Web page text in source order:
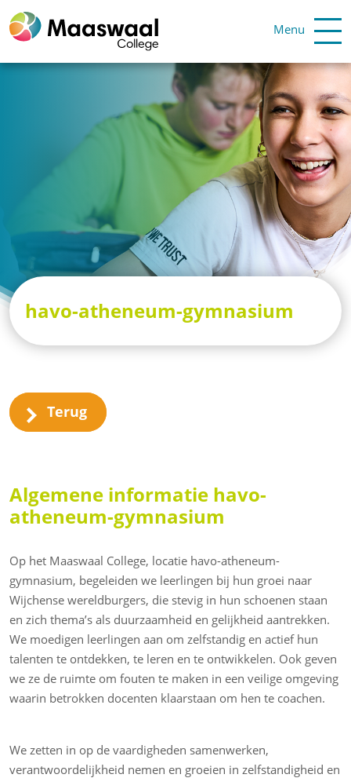
Menu
havo-atheneum-gymnasium
Terug
Algemene informatie havo-
atheneum-gymnasium
Op het Maaswaal College, locatie havo-atheneum-
gymnasium, begeleiden we leerlingen bij hun groei naar
Wijchense wereldburgers, die stevig in hun schoenen staan
en zich thema’s als duurzaamheid en gelijkheid aantrekken.
We moedigen leerlingen aan om zelfstandig en actief hun
talenten te ontdekken, te leren en te ontwikkelen. Ook geven
we ze de ruimte om fouten te maken in een veilige omgeving
waarin betrokken docenten klaarstaan om hen te coachen.
We zetten in op de vaardigheden samenwerken,
verantwoordelijkheid nemen en groeien in zelfstandigheid en